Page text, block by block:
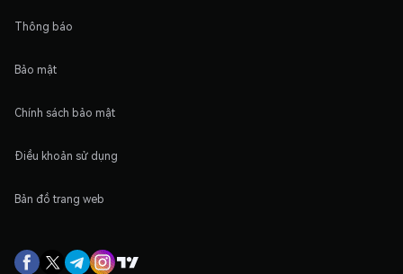
Thông báo
Bảo mật
Chính sách bảo mật
Điều khoản sử dụng
Bản đồ trang web